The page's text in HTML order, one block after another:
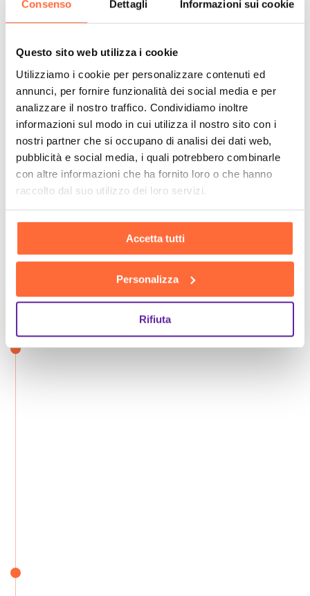
Consenso Dettagli Informazioni sui cookie
Questo sito web utilizza i cookie
Utilizziamo i cookie per personalizzare contenuti ed
annunci, per fornire funzionalità dei social media e per
analizzare il nostro traffico. Condividiamo inoltre
informazioni sul modo in cui utilizza il nostro sito con i
nostri partner che si occupano di analisi dei dati web,
pubblicità e social media, i quali potrebbero combinarle
con altre informazioni che ha fornito loro o che hanno
raccolto dal suo utilizzo dei loro servizi.
Accetta tutti
Personalizza
Rifiuta